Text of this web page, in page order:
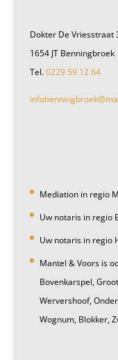
Dokter De Vriesstraat
1654 JT Benningbroek
Tel.0229 59 12 64
Mediation in regio
Uw notaris in regio
Uw notaris in regio
Mantel & Voors is
Bovenkarspel,
Wervershoof,
Wognum, Blokker,